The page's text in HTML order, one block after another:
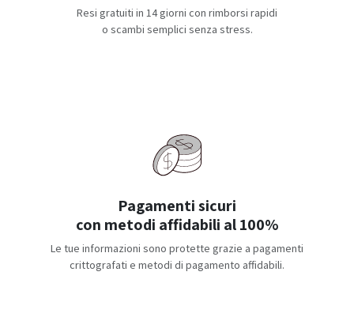
Resi gratuiti in 14 giorni con rimborsi rapidi
o scambi semplici senza stress.
Pagamenti sicuri
con metodi affidabili al 100%
Le tue informazioni sono protette grazie a pagamenti
crittografati e metodi di pagamento affidabili.